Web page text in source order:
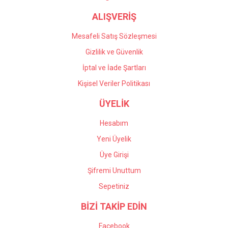
ALIŞVERİŞ
Mesafeli Satış Sözleşmesi
Gizlilik ve Güvenlik
İptal ve İade Şartları
Kişisel Veriler Politikası
ÜYELİK
Hesabım
Yeni Üyelik
Üye Girişi
Şifremi Unuttum
Sepetiniz
BİZİ TAKİP EDİN
Facebook